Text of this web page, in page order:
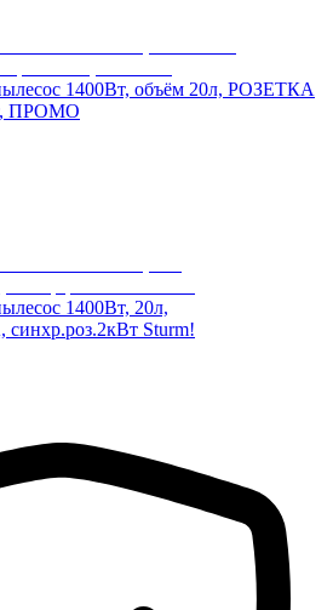
1400Вт, объём 20л, РОЗЕТКА
ПРОМО
1400Вт, 20л,
Sturm!